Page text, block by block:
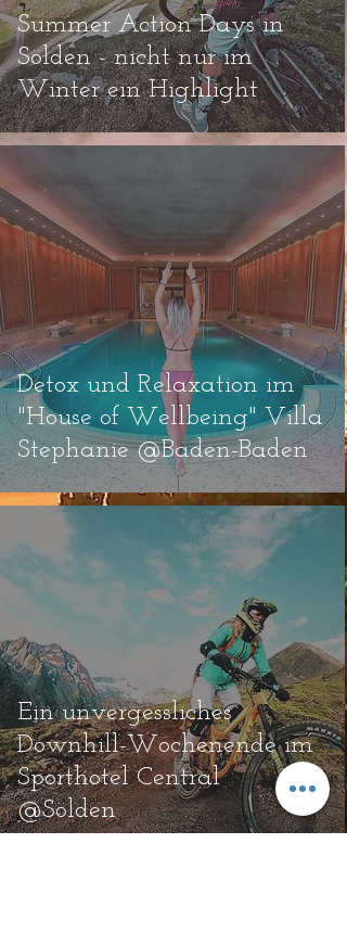
Summer Action Days in
Sölden - nicht nur im
Winter ein Highlight
Detox und Relaxation im
"House of Wellbeing" Villa
Stephanie @Baden-Baden
Ein unvergessliches
Downhill-Wochenende im
Sporthotel Central
@Sölden